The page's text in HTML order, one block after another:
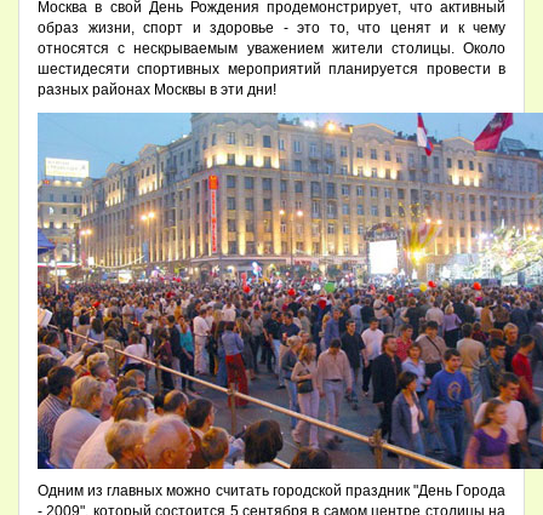
Москва в свой День Рождения продемонстрирует, что активный
образ жизни, спорт и здоровье - это то, что ценят и к чему
относятся с нескрываемым уважением жители столицы. Около
шестидесяти спортивных мероприятий планируется провести в
разных районах Москвы в эти дни!
Одним из главных можно считать городской праздник "День Города
- 2009", который состоится 5 сентября в самом центре столицы на